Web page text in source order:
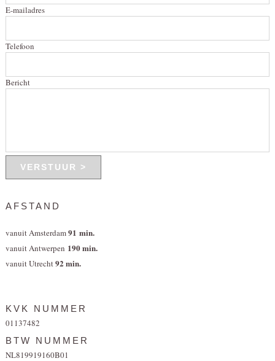
E-mailadres
Telefoon
Bericht
AFSTAND
vanuit Amsterdam91 min.
vanuit Antwerpen 190 min.
vanuit Utrecht92 min.
KVK NUMMER
01137482
BTW NUMMER
NL819919160B01